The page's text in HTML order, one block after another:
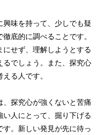
味を持って、少しでも疑
底的に調べることです。
せず、理解しようとする
でしょう。また、探究心
る人です。
探究心が強くないと苦痛
人にとって、掘り下げる
。新しい発見が先に待っ